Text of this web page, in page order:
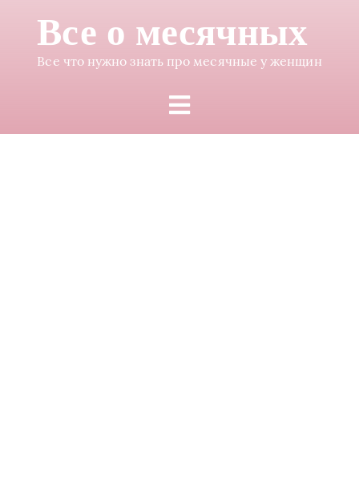
Все о месячных
Все что нужно знать про месячные у женщин